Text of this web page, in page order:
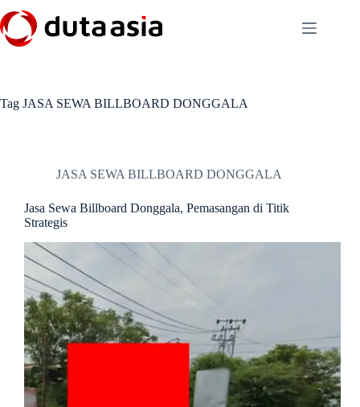
to
content
Tag JASA SEWA BILLBOARD DONGGALA
JASA SEWA BILLBOARD DONGGALA
Jasa Sewa Billboard Donggala, Pemasangan di Titik
Strategis